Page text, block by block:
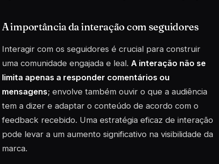
A importância da interação com seguidores
Interagir com os seguidores é crucial para construir
uma comunidade engajada e leal. A interação não se
limita apenas a responder comentários ou
mensagens; envolve também ouvir o que a audiência
tem a dizer e adaptar o conteúdo de acordo com o
feedback recebido. Uma estratégia eficaz de interação
pode levar a um aumento significativo na visibilidade da
marca.